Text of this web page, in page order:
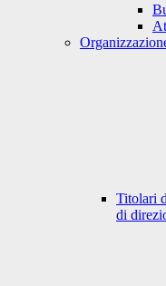
Titolari
di